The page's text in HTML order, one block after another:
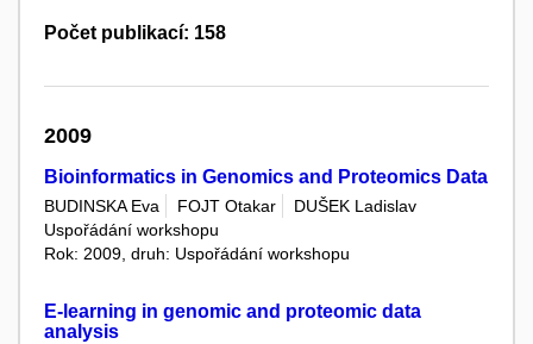
Počet publikací: 158
2009
Bioinformatics in Genomics and Proteomics Data
BUDINSKA Eva FOJT Otakar
DUŠEK Ladislav
Uspořádání workshopu
Rok: 2009, druh: Uspořádání workshopu
E-learning in genomic and proteomic data
analysis